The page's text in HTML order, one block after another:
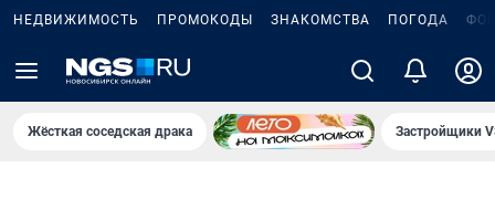
НЕДВИЖИМОСТЬ ПРОМОКОДЫ ЗНАКОМСТВА ПОГОДА
Жёсткая соседская драка Застройщики